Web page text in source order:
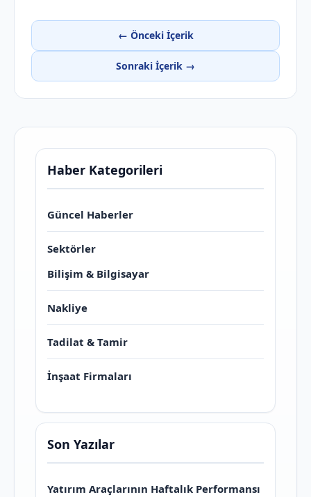
← Önceki İçerik
Sonraki İçerik →
Haber Kategorileri
Güncel Haberler
Sektörler
Bilişim & Bilgisayar
Nakliye
Tadilat & Tamir
İnşaat Firmaları
Son Yazılar
Yatırım Araçlarının Haftalık Performansı